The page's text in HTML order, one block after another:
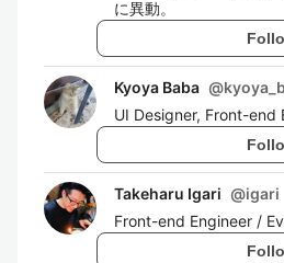
に異動。
Kyoya Baba @kyoya_b
UI Designer, Front-end
Takeharu Igari @igari
Front-end Engineer /